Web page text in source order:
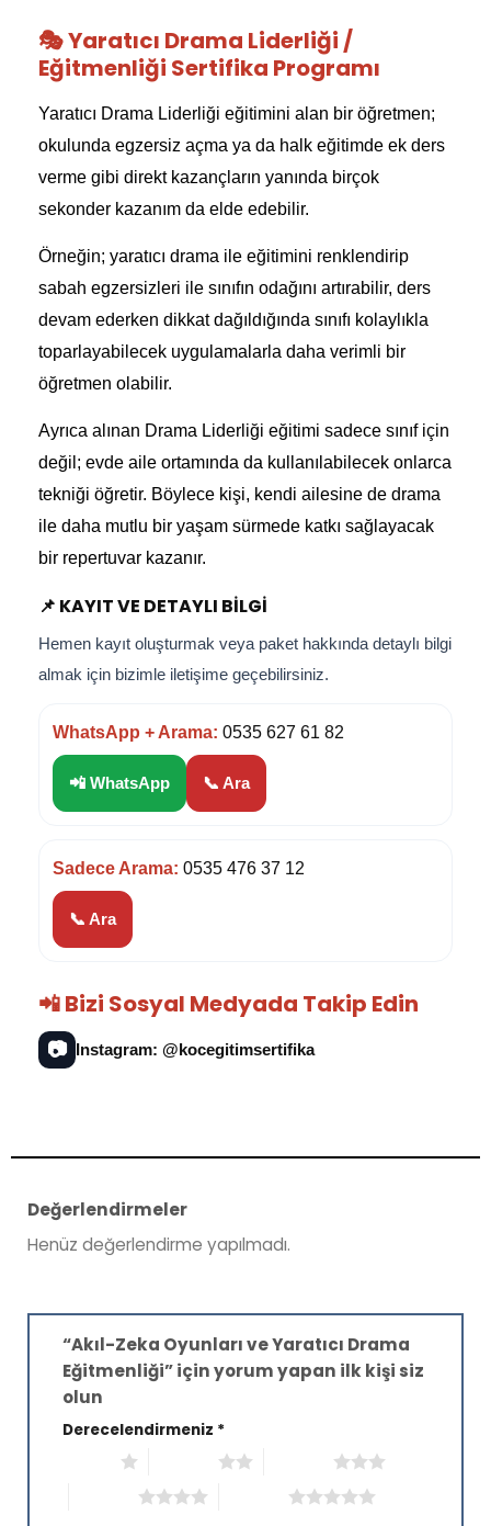
🎭 Yaratıcı Drama Liderliği /
Eğitmenliği Sertifika Programı
Yaratıcı Drama Liderliği eğitimini alan bir öğretmen;
okulunda egzersiz açma ya da halk eğitimde ek ders
verme gibi direkt kazançların yanında birçok
sekonder kazanım da elde edebilir.
Örneğin; yaratıcı drama ile eğitimini renklendirip
sabah egzersizleri ile sınıfın odağını artırabilir, ders
devam ederken dikkat dağıldığında sınıfı kolaylıkla
toparlayabilecek uygulamalarla daha verimli bir
öğretmen olabilir.
Ayrıca alınan Drama Liderliği eğitimi sadece sınıf için
değil; evde aile ortamında da kullanılabilecek onlarca
tekniği öğretir. Böylece kişi, kendi ailesine de drama
ile daha mutlu bir yaşam sürmede katkı sağlayacak
bir repertuvar kazanır.
📌 KAYIT VE DETAYLI BILGI
Hemen kayıt oluşturmak veya paket hakkında detaylı bilgi
almak için bizimle iletişime geçebilirsiniz.
WhatsApp + Arama: 0535 627 61 82
📲 WhatsApp 📞 Ara
Sadece Arama: 0535 476 37 12
📞 Ara
📲 Bizi Sosyal Medyada Takip Edin
📷 Instagram: @kocegitimsertifika
Değerlendirmeler
Henüz değerlendirme yapılmadı.
“Akıl-Zeka Oyunları ve Yaratıcı Drama
Eğitmenliği” için yorum yapan ilk kişi siz
olun
Derecelendirmeniz *